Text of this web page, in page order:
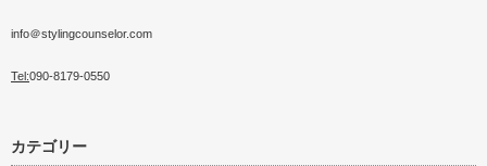
info＠stylingcounselor.com
Tel:090-8179-0550
カテゴリー